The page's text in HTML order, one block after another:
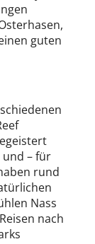
guten
und – für
rund
Nass
nach